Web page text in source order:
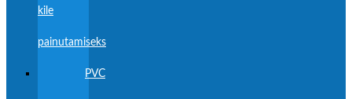
kile
painutamiseks
PVC